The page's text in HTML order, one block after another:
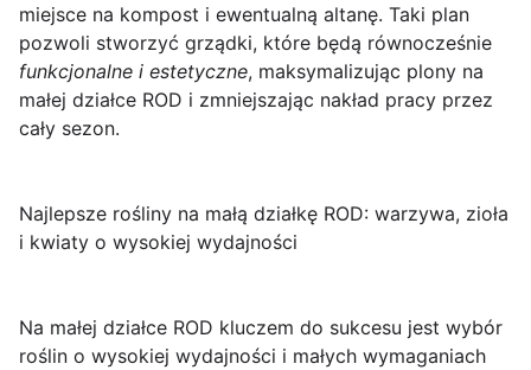
miejsce na kompost i ewentualną altanę. Taki plan
pozwoli stworzyć grządki, które będą równocześnie
funkcjonalne i estetyczne, maksymalizując plony na
małej działce ROD i zmniejszając nakład pracy przez
cały sezon.
Najlepsze rośliny na małą działkę ROD: warzywa, zioła
i kwiaty o wysokiej wydajności
Na małej działce ROD kluczem do sukcesu jest wybór
roślin o wysokiej wydajności i małych wymaganiach